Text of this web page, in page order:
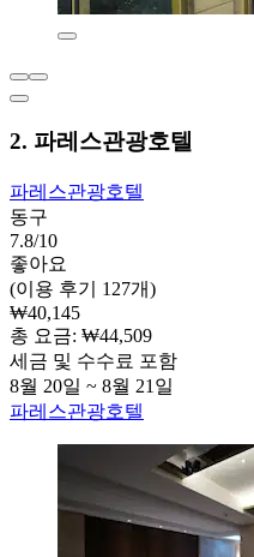
2. 파레스관광호텔
파레스관광호텔
동구
7.8/10
좋아요
(이용 후기 127개)
₩40,145
총 요금: ₩44,509
세금 및 수수료 포함
8월 20일 ~ 8월 21일
파레스관광호텔